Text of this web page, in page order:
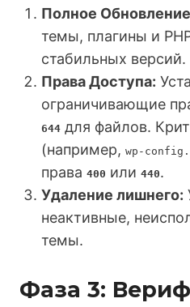
Полное
темы, плагины и
стабильных версий.
Права Доступа:
ограничивающие
644 для файлов.
(например, wp-
права 400 или 440.
Удаление лишнего:
неактивные,
темы.
Фаза 3: